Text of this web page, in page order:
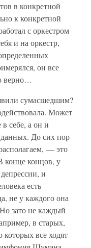
в конкретной
к конкретной
с оркестром
и на оркестр,
он все
верно…
сумасшедшим?
Может
себе, а он и
До сих пор
— это
конце концов, у
и
есть
не у каждого она
зато не каждый
в старых,
все ходят